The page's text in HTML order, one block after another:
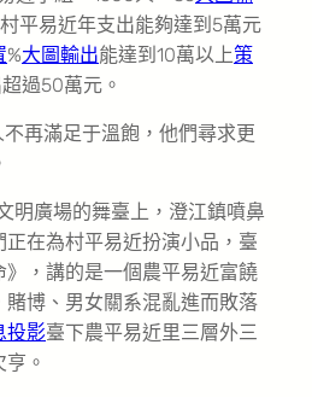
平易近年支出能夠達到5萬元
%大圖輸出能達到10萬以上策
過50萬元。
再滿足于溫飽，他們尋求更
明廣場的舞臺上，澄江鎮噴鼻
在為村平易近扮演小品，臺
，講的是一個農平易近富饒
賭博、男女關系混亂進而敗落
投影臺下農平易近里三層外三
。